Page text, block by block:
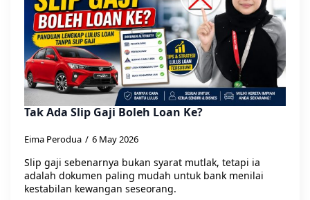
Tak Ada Slip Gaji Boleh Loan Ke?
Eima Perodua 6 May 2026
Slip gaji sebenarnya bukan syarat mutlak, tetapi ia
adalah dokumen paling mudah untuk bank menilai
kestabilan kewangan seseorang.